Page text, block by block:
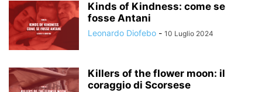
Kinds of Kindness: come se
fosse Antani
Leonardo Diofebo - 10 Luglio 2024
Killers of the flower moon: il
coraggio di Scorsese